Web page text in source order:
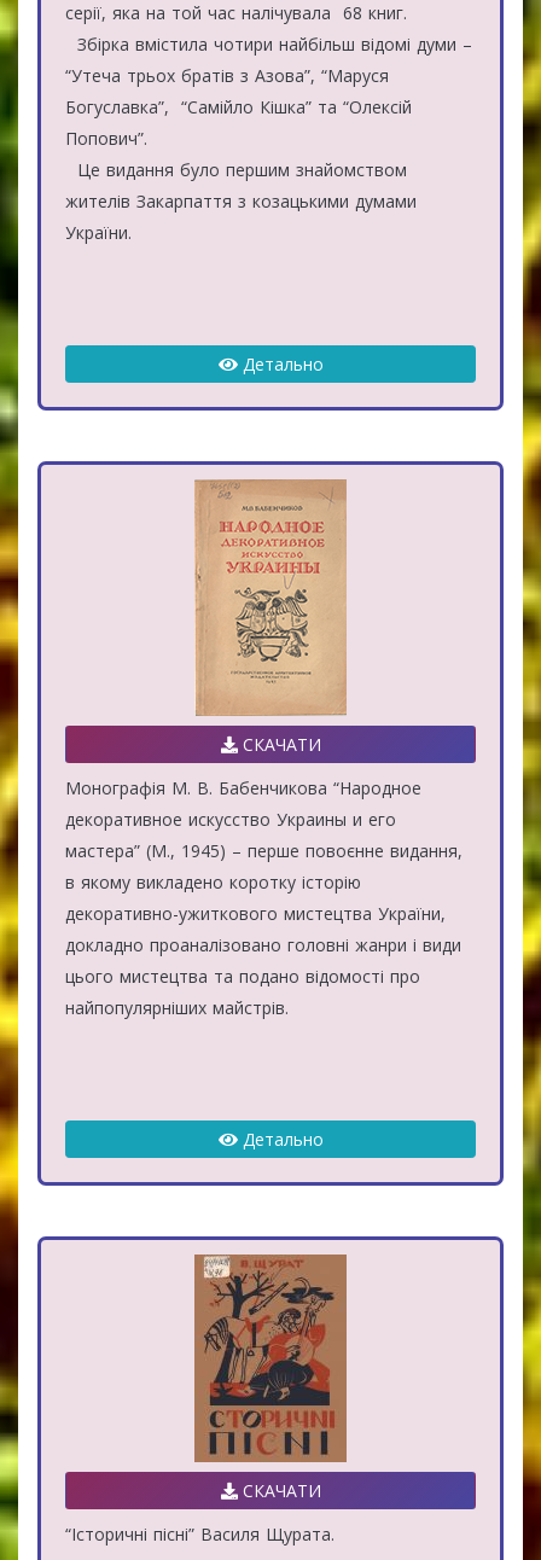
серії, яка на той час налічувала 68 книг.
Збірка вмістила чотири найбільш відомі думи –
“Утеча трьох братів з Азова”, “Маруся
Богуславка”, “Самійло Кішка” та “Олексій
Попович”.
Це видання було першим знайомством
жителів Закарпаття з козацькими думами
України.
Детально
СКАЧАТИ
Монографія М. В. Бабенчикова “Народное
декоративное искусство Украины и его
мастера” (М., 1945) – перше повоєнне видання,
в якому викладено коротку історію
декоративно-ужиткового мистецтва України,
докладно проаналізовано головні жанри і види
цього мистецтва та подано відомості про
найпопулярніших майстрів.
Детально
СКАЧАТИ
“Історичні пісні” Василя Щурата.